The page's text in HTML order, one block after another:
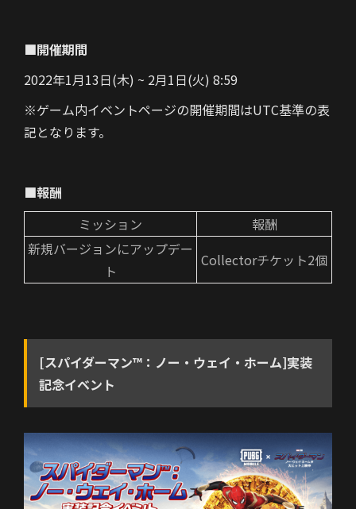
■開催期間
2022年1月13日(木) ~ 2月1日(火) 8:59
※ゲーム内イベントページの開催期間はUTC基準の表
記となります。
■報酬
ミッション
報酬
新規バージョンにアップデー
ト
Collectorチケット2個
[スパイダーマン™：ノー・ウェイ・ホーム]実装
記念イベント